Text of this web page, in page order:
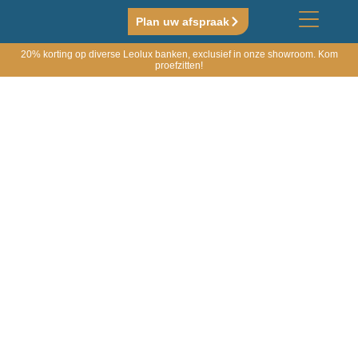
Plan uw afspraak
20% korting op diverse Leolux banken, exclusief in onze showroom. Kom
proefzitten!